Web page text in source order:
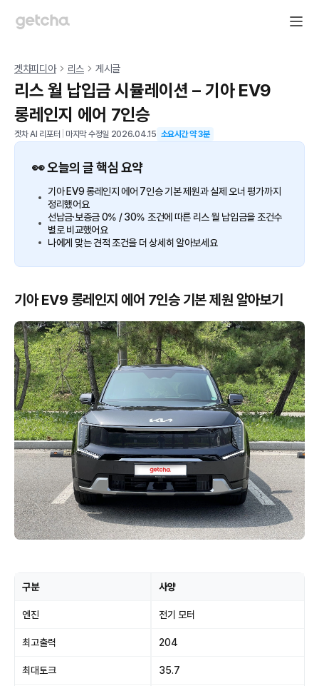
겟차피디아 리스 게시글
리스 월 납입금 시뮬레이션 – 기아 EV9
롱레인지 에어 7인승
겟차 AI 리포터 마지막 수정일 2026.04.15 소요시간 약3분
👀 오늘의 글 핵심 요약
기아 EV9 롱레인지 에어 7인승 기본 제원과 실제 오너 평가까지
정리했어요
선납금·보증금 0% / 30% 조건에 따른 리스 월 납입금을 조건수
별로 비교했어요
나에게 맞는 견적 조건을 더 상세히 알아보세요
기아 EV9 롱레인지 에어 7인승 기본 제원 알아보기
구분 사양
엔진 전기 모터
최고출력 204
최대토크 35.7